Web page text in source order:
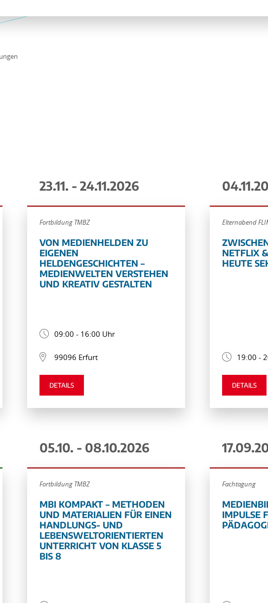
23.11. - 24.11.2026
Fortbildung TMBZ
VON MEDIENHELDEN ZU
EIGENEN
HELDENGESCHICHTEN –
MEDIENWELTEN VERSTEHEN
UND KREATIV GESTALTEN
09:00 - 16:00 Uhr
99096 Erfurt
DETAILS
Elternabend
NETFLIX
HEUTE
19:00 -
DETAILS
05.10. - 08.10.2026
Fortbildung TMBZ
MBI KOMPAKT – METHODEN
UND MATERIALIEN FÜR EINEN
HANDLUNGS- UND
LEBENSWELTORIENTIERTEN
UNTERRICHT VON KLASSE 5
BIS 8
Fachtagung
IMPULSE